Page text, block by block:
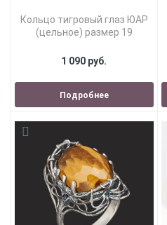
Кольцо тигровый глаз ЮАР
(цельное) размер 19
1 090 руб.
Подробнее